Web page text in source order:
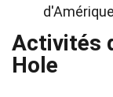
Activités
Hole